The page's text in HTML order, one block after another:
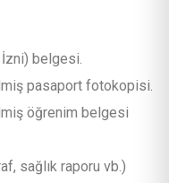
belgesi.
pasaport fotokopisi.
öğrenim belgesi
sağlık raporu vb.)